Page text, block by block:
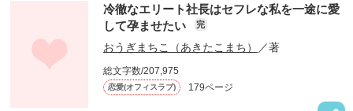
幼なじみの哲平に淡い恋心を抱いていた美桜。
しかし、ある出来事をきっかけに二人の関係は壊れてしまう。
関係修復もできないまま、美桜は両親の離婚によって
引っ越すことになり、哲平とも離れ離れになった。
冷徹なエリート社長はセフレな私を一途に愛
して孕ませたい
完
おうぎまちこ（あきたこまち） ／著
総文字数/207,975
恋愛(オフィスラブ) 179ページ